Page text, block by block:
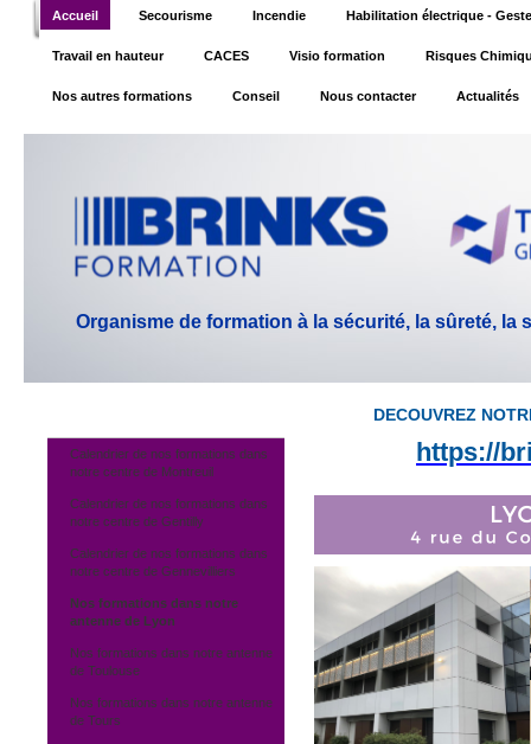
Accueil Secourisme Incendie Habilitation électrique -
Travail en hauteur CACES Visio formation Risques
Nos autres formations Conseil Nous contacter Actualités
Organisme de formation à la sécurité, la sûreté,
Calendrier de nos formations dans
notre centre de Montreuil
Calendrier de nos formations dans
notre centre de Gentilly
Calendrier de nos formations dans
notre centre de Gennevilliers
Nos formations dans notre
antenne de Lyon
Nos formations dans notre antenne
de Toulouse
Nos formations dans notre antenne
de Tours
DECOUVREZ
https://